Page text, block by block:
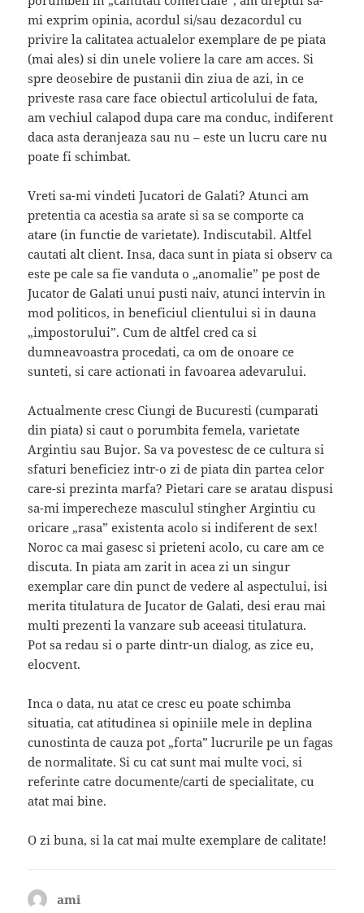
mi exprim opinia, acordul si/sau dezacordul cu
privire la calitatea actualelor exemplare de pe piata
(mai ales) si din unele voliere la care am acces. Si
spre deosebire de pustanii din ziua de azi, in ce
priveste rasa care face obiectul articolului de fata,
am vechiul calapod dupa care ma conduc, indiferent
daca asta deranjeaza sau nu – este un lucru care nu
poate fi schimbat.
Vreti sa-mi vindeti Jucatori de Galati? Atunci am
pretentia ca acestia sa arate si sa se comporte ca
atare (in functie de varietate). Indiscutabil. Altfel
cautati alt client. Insa, daca sunt in piata si observ ca
este pe cale sa fie vanduta o „anomalie” pe post de
Jucator de Galati unui pusti naiv, atunci intervin in
mod politicos, in beneficiul clientului si in dauna
„impostorului”. Cum de altfel cred ca si
dumneavoastra procedati, ca om de onoare ce
sunteti, si care actionati in favoarea adevarului.
Actualmente cresc Ciungi de Bucuresti (cumparati
din piata) si caut o porumbita femela, varietate
Argintiu sau Bujor. Sa va povestesc de ce cultura si
sfaturi beneficiez intr-o zi de piata din partea celor
care-si prezinta marfa? Pietari care se aratau dispusi
sa-mi imperecheze masculul stingher Argintiu cu
oricare „rasa” existenta acolo si indiferent de sex!
Noroc ca mai gasesc si prieteni acolo, cu care am ce
discuta. In piata am zarit in acea zi un singur
exemplar care din punct de vedere al aspectului, isi
merita titulatura de Jucator de Galati, desi erau mai
multi prezenti la vanzare sub aceeasi titulatura.
Pot sa redau si o parte dintr-un dialog, as zice eu,
elocvent.
Inca o data, nu atat ce cresc eu poate schimba
situatia, cat atitudinea si opiniile mele in deplina
cunostinta de cauza pot „forta” lucrurile pe un fagas
de normalitate. Si cu cat sunt mai multe voci, si
referinte catre documente/carti de specialitate, cu
atat mai bine.
O zi buna, si la cat mai multe exemplare de calitate!
ami